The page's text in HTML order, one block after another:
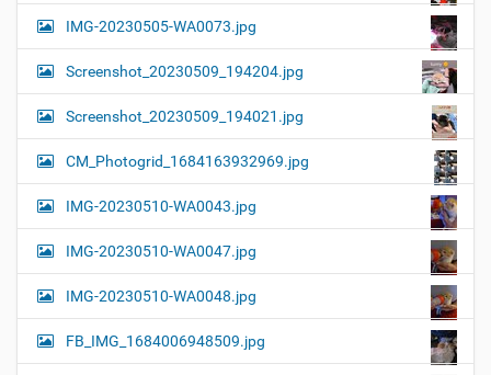
IMG-20230505-WA0073.jpg
Screenshot_20230509_194204.jpg
Screenshot_20230509_194021.jpg
CM_Photogrid_1684163932969.jpg
IMG-20230510-WA0043.jpg
IMG-20230510-WA0047.jpg
IMG-20230510-WA0048.jpg
FB_IMG_1684006948509.jpg